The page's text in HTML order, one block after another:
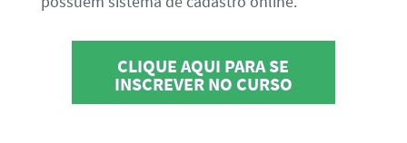
CLIQUE AQUI PARA SE
INSCREVER NO CURSO